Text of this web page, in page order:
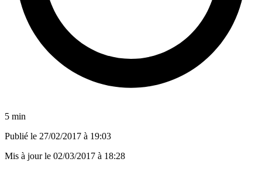
5 min
Publié le 27/02/2017 à 19:03
Mis à jour le 02/03/2017 à 18:28